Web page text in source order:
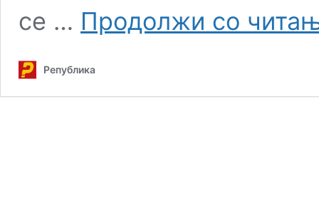
се … Продолжи со
Република